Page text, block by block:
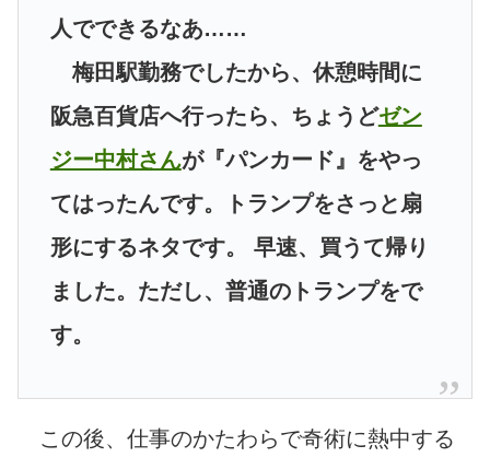
人でできるなあ……
梅田駅勤務でしたから、休憩時間に
阪急百貨店へ行ったら、ちょうどゼン
ジー中村さんが『パンカード』をやっ
てはったんです。トランプをさっと扇
形にするネタです。 早速、買うて帰り
ました。ただし、普通のトランプをで
す。
この後、仕事のかたわらで奇術に熱中する